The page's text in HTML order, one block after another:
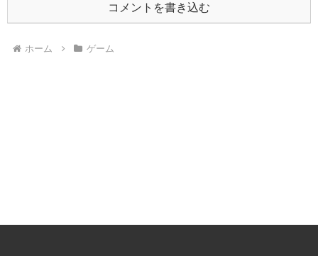
コメントを書き込む
ホーム ゲーム